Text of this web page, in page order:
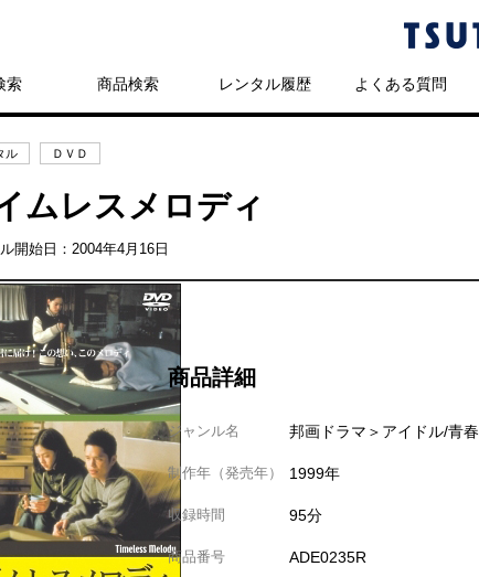
索 商品検索 レンタル履歴 よくある質問
ル ＤＶＤ
ムレスメロディ
開始日：2004年4月16日
商品詳細
ジャンル名 邦画ドラマ＞アイドル/青春
制作年（発売年） 1999年
収録時間 95分
商品番号 ADE0235R